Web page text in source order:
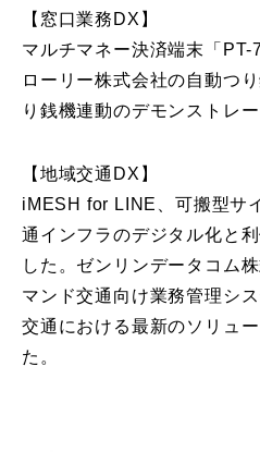
【窓口業務DX】
マルチマネー決済端末「
ローリー株式会社の自動つ
り銭機連動のデモンストレ
【地域交通DX】
iMESH for LINE、可搬型サ
通インフラのデジタル化と
した。ゼンリンデータコム
マンド交通向け業務管理シ
交通における最新のソリュ
た。